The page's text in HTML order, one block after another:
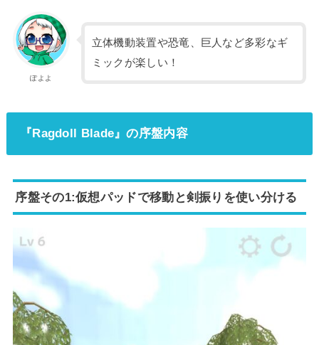
ぽよよ
立体機動装置や恐竜、巨人など多彩なギ
ミックが楽しい！
『Ragdoll Blade』の序盤内容
序盤その1:仮想パッドで移動と剣振りを使い分ける